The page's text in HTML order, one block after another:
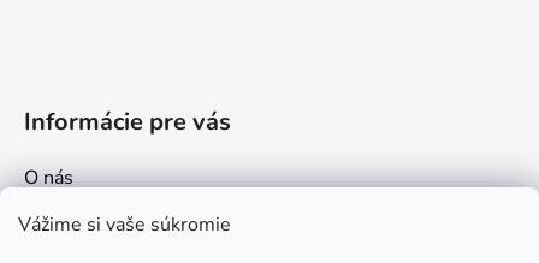
Vážime si vaše súkromie
Informácie pre vás
O nás
Kontakt